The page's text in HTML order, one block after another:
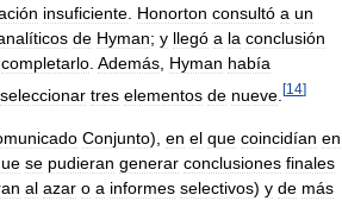
insuficiente. Honorton consultó a un
de Hyman; y llegó a la conclusión
completarlo. Además, Hyman había
seleccionar tres elementos de nueve [14]
Conjunto), en el que coincidían en
se pudieran generar conclusiones finales
al azar o a informes selectivos) y de más